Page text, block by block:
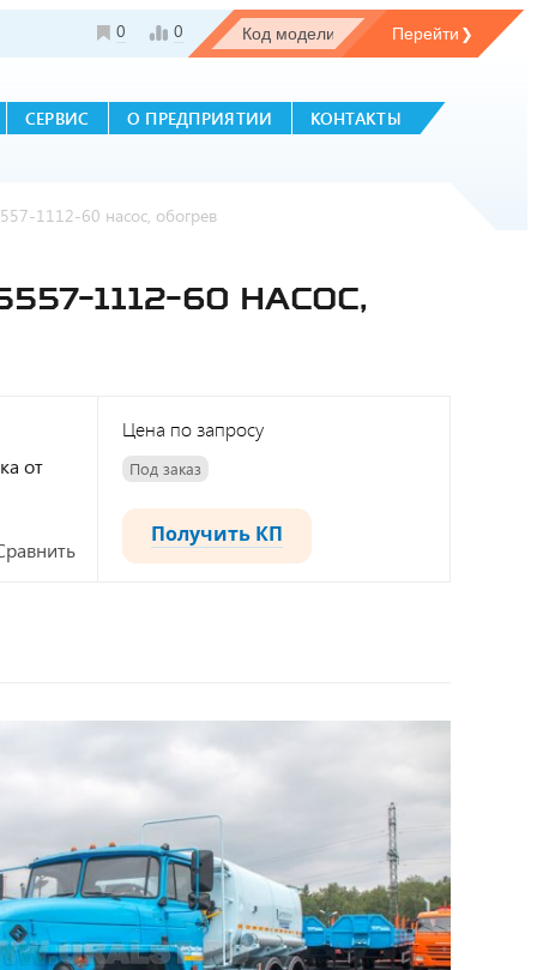
0 0
СЕРВИС О ПРЕДПРИЯТИИ КОНТАКТЫ
1112-60 насос, обогрев
1112-60 НАСОС,
от
Цена по запросу
Под заказ
Получить КП